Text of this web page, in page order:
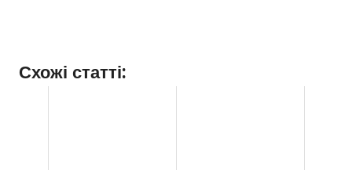
Схожі статті: